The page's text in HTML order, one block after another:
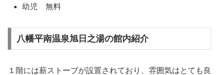
幼児 無料
八幡平南温泉旭日之湯の館内紹介
１階には薪ストーブが設置されており、雰囲気はとても良